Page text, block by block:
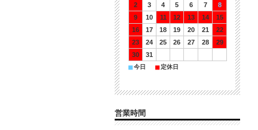
2
3 4 5 6 7
8
9
10 11 12 13 14
15
16
17 18 19 20 21
22
23
24 25 26 27 28
29
30
31
■今日 ■定休日
営業時間